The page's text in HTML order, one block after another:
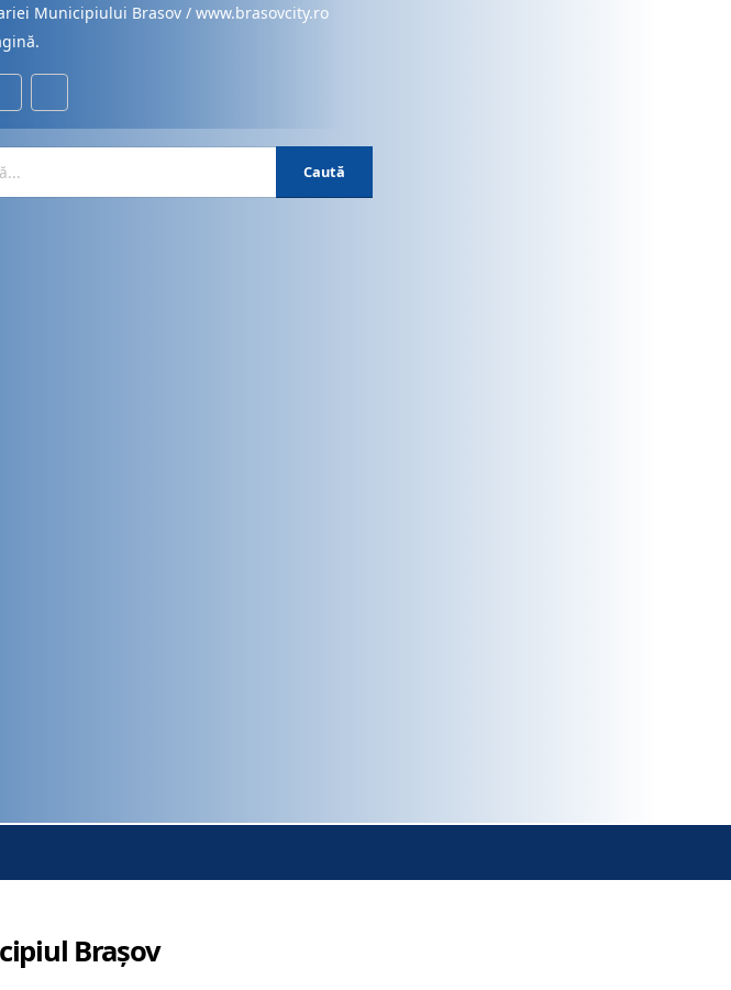
Municipiului Brasov / www.brasovcity.ro
Caută
Brașov